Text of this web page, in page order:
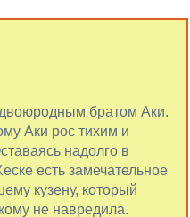
двоюродным братом Аки.
Аки рос тихим и
надолго в
есть замечательное
кузену, который
не навредила.